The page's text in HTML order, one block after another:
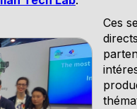
Ces